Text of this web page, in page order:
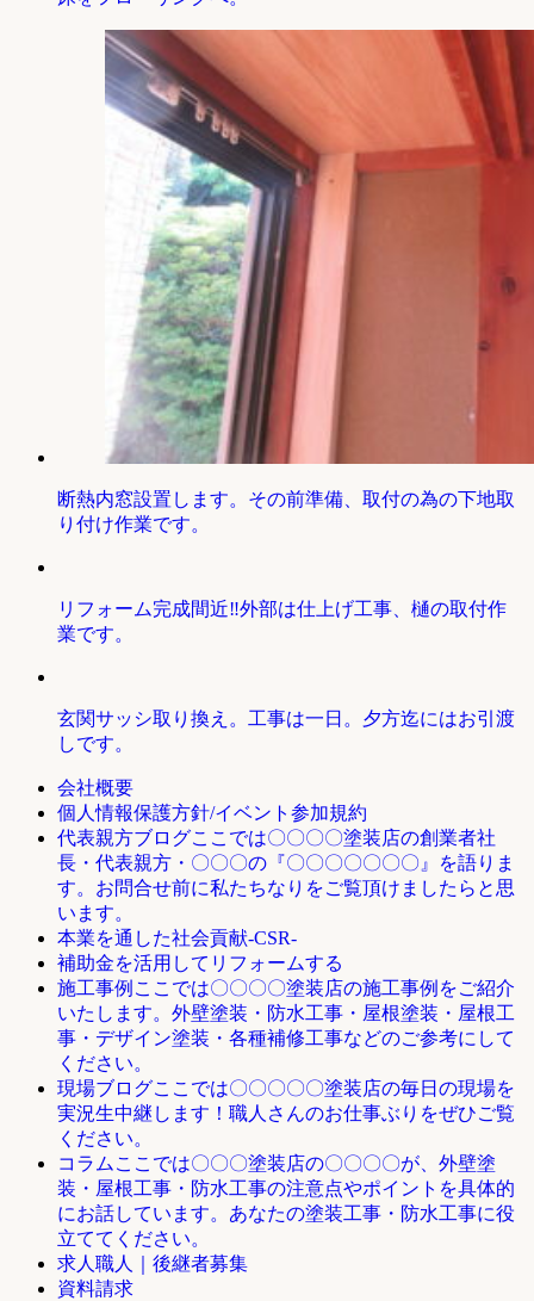
断熱内窓設置します。その前準備、取付の為の下地取
り付け作業です。
リフォーム完成間近‼外部は仕上げ工事、樋の取付作
業です。
玄関サッシ取り換え。工事は一日。夕方迄にはお引渡
しです。
会社概要
個人情報保護方針/イベント参加規約
代表親方ブログここでは〇〇〇〇塗装店の創業者社
長・代表親方・〇〇〇の『〇〇〇〇〇〇〇』を語りま
す。お問合せ前に私たちなりをご覧頂けましたらと思
います。
本業を通した社会貢献-CSR-
補助金を活用してリフォームする
施工事例 ここでは〇〇〇〇塗装店の施工事例をご紹介
いたします。外壁塗装・防水工事・屋根塗装・屋根工
事・デザイン塗装・各種補修工事などのご参考にして
ください。
現場ブログここでは〇〇〇〇〇塗装店の毎日の現場を
実況生中継します！職人さんのお仕事ぶりをぜひご覧
ください。
コラム ここでは〇〇〇塗装店の〇〇〇〇が、外壁塗
装・屋根工事・防水工事の注意点やポイントを具体的
にお話しています。あなたの塗装工事・防水工事に役
立ててください。
求人職人｜後継者募集
資料請求